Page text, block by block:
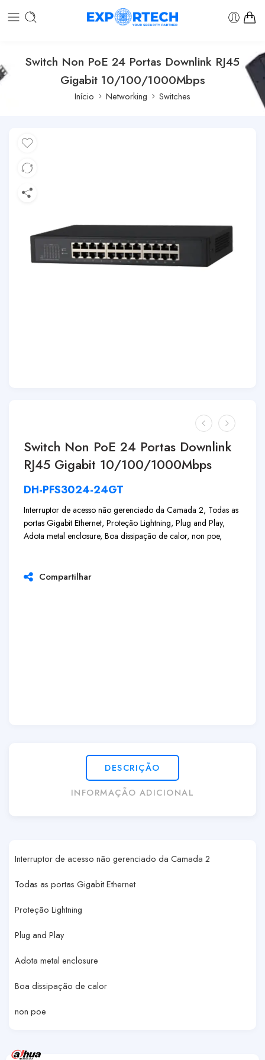
Switch Non PoE 24 Portas Downlink RJ45
Gigabit 10/100/1000Mbps
Início Networking Switches
Switch Non PoE 24 Portas Downlink
RJ45 Gigabit 10/100/1000Mbps
DH-PFS3024-24GT
Interruptor de acesso não gerenciado da Camada 2, Todas as
portas Gigabit Ethernet, Proteção Lightning, Plug and Play,
Adota metal enclosure, Boa dissipação de calor, non poe,
Compartilhar
DESCRIÇÃO
INFORMAÇÃO ADICIONAL
Interruptor de acesso não gerenciado da Camada 2
Todas as portas Gigabit Ethernet
Proteção Lightning
Plug and Play
Adota metal enclosure
Boa dissipação de calor
non poe